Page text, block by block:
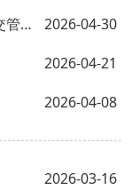
2026-04-30
“五一”高速继续免收通行费！公安部交管局发布安全提示
2026-04-21
2026-04-08
2026-03-16